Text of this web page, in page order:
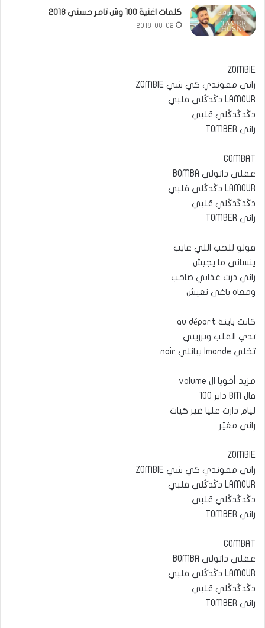
كلمات اغنية 100 وش تامر حسني 2018
2018-08-02
ZOMBIE
راني مفوندي كي شي ZOMBIE
LAMOUR دڭدڭلي قلبي
دڭدڭدڭلي قلبي
راني TOMBER
COMBAT
عقلي داتولي BOMBA
LAMOUR دڭدڭلي قلبي
دڭدڭدڭلي قلبي
راني TOMBER
قولو للحب اللي غايب
ينساني ما يجيش
راني درت عذابي صاحب
ومعاه باغي نعيش
كانت باينة au départ
تدي القلب وترزيني
تخلي lmonde يبانلي noir
مزيد أخويا ال volume
فال BM داير 100
ليام دازت عليا غير كيات
راني مغيّر
ZOMBIE
راني مفوندي كي شي ZOMBIE
LAMOUR دڭدڭلي قلبي
دڭدڭدڭلي قلبي
راني TOMBER
COMBAT
عقلي داتولي BOMBA
LAMOUR دڭدڭلي قلبي
دڭدڭدڭلي قلبي
راني TOMBER